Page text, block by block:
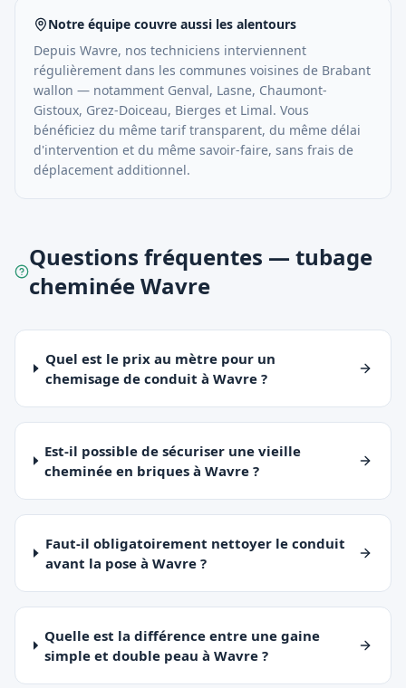
Notre équipe couvre aussi les alentours
Depuis Wavre, nos techniciens interviennent
régulièrement dans les communes voisines de Brabant
wallon — notamment Genval, Lasne, Chaumont-
Gistoux, Grez-Doiceau, Bierges et Limal. Vous
bénéficiez du même tarif transparent, du même délai
d'intervention et du même savoir-faire, sans frais de
déplacement additionnel.
Questions fréquentes — tubage
cheminée Wavre
Quel est le prix au mètre pour un
chemisage de conduit à Wavre ?
Est-il possible de sécuriser une vieille
cheminée en briques à Wavre ?
Faut-il obligatoirement nettoyer le conduit
avant la pose à Wavre ?
Quelle est la différence entre une gaine
simple et double peau à Wavre ?